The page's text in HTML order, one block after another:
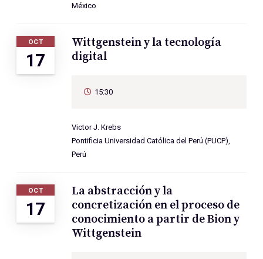
México
OCT
17
Wittgenstein y la tecnología
digital
15:30
Victor J. Krebs
Pontificia Universidad Católica del Perú (PUCP),
Perú
OCT
17
La abstracción y la
concretización en el proceso de
conocimiento a partir de Bion y
Wittgenstein